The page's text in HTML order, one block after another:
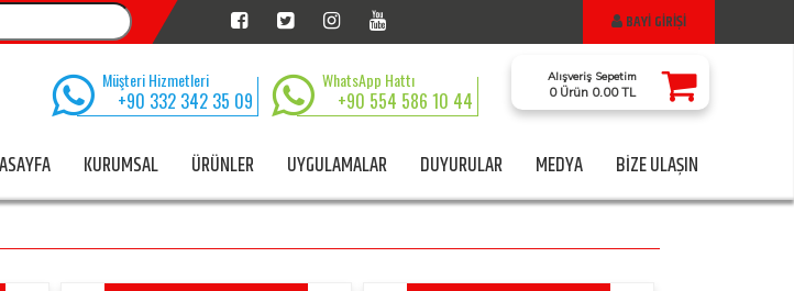
BAYİ GİRİŞİ
Müşteri Hizmetleri
+90 332 342 35 09
WhatsApp Hattı
+90 554 586 10 44
Alışveriş Sepetim
0 Ürün 0.00 TL
KURUMSAL ÜRÜNLER UYGULAMALAR DUYURULAR MEDYA BİZE ULAŞIN